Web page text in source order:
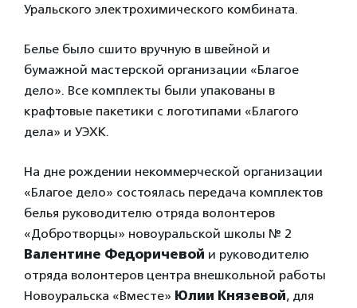
Уральского электрохимического комбината.
Белье было сшито вручную в швейной и
бумажной мастерской организации «Благое
дело». Все комплекты были упакованы в
крафтовые пакетики с логотипами «Благого
дела» и УЭХК.
На дне рождении некоммерческой организации
«Благое дело» состоялась передача комплектов
белья руководителю отряда волонтеров
«Добротворцы» новоуральской школы № 2
Валентине Федоричевой и руководителю
отряда волонтеров центра внешкольной работы
Новоуральска «Вместе» Юлии Князевой, для